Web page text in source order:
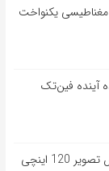
یکنواخت
آینده فین‌تک
پروژکتور شیائومی می 2S با امکان نمایش تصویر 120 اینچی